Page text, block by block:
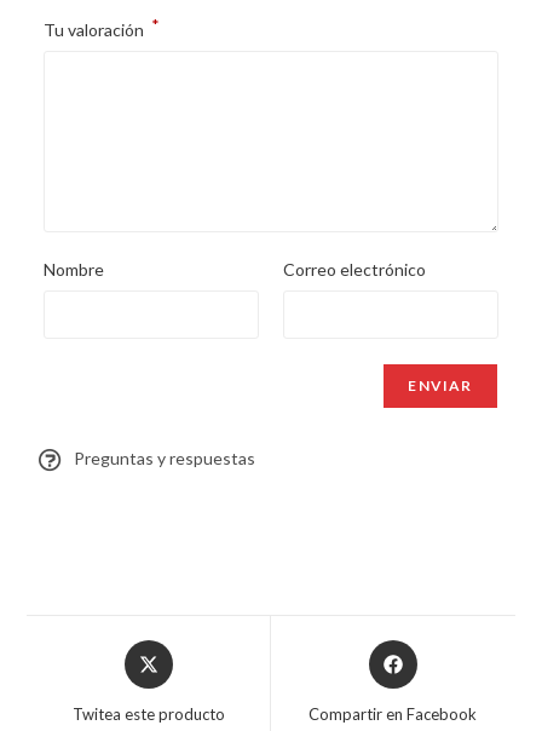
Tu valoración *
Nombre Correo electrónico
Preguntas y respuestas
Twitea este producto Compartir en Facebook